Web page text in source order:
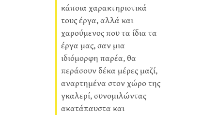
κάποια χαρακτηριστικά
τους έργα, αλλά και
χαρούμενος που τα ίδια τα
έργα μας, σαν μια
ιδιόμορφη παρέα, θα
περάσουν δέκα μέρες μαζί,
αναρτημένα στον χώρο της
γκαλερί, συνομιλώντας
ακατάπαυστα και